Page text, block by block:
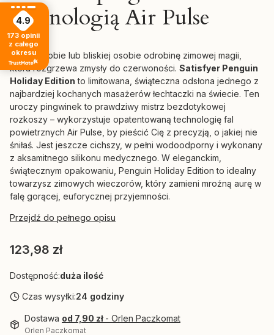
technologią Air Pulse
Podaruj sobie lub bliskiej osobie odrobinę zimowej magii,
która rozgrzewa zmysły do czerwoności. Satisfyer Penguin
Holiday Edition to limitowana, świąteczna odsłona jednego z
najbardziej kochanych masażerów łechtaczki na świecie. Ten
uroczy pingwinek to prawdziwy mistrz bezdotykowej
rozkoszy – wykorzystuje opatentowaną technologię fal
powietrznych Air Pulse, by pieścić Cię z precyzją, o jakiej nie
śniłaś. Jest jeszcze cichszy, w pełni wodoodporny i wykonany
z aksamitnego silikonu medycznego. W eleganckim,
świątecznym opakowaniu, Penguin Holiday Edition to idealny
towarzysz zimowych wieczorów, który zamieni mroźną aurę w
falę gorącej, euforycznej przyjemności.
Przejdź do pełnego opisu
Cena
123,98 zł
Dostępność:duża ilość
Czas wysyłki:24 godziny
Dostawa od 7,90 zł - Orlen Paczkomat
Orlen Paczkomat
4.9
173 opinii
z całego
okresu